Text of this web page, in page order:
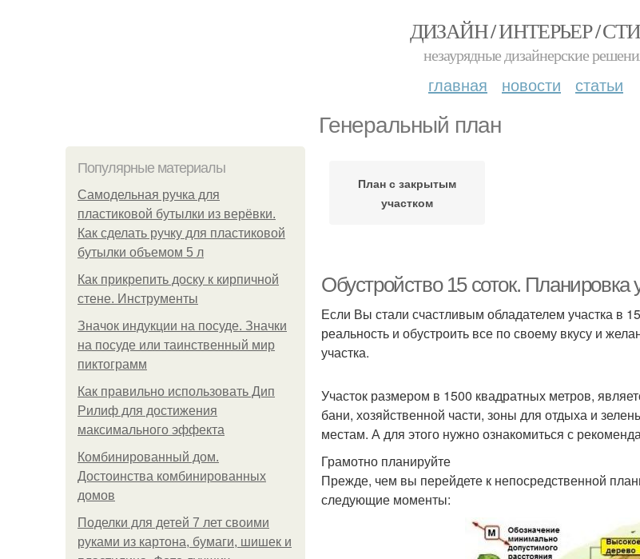
ДИЗАЙН / ИНТЕРЬЕР /
незаурядные дизайнерские
главная новости статьи
Генеральный план
Популярные материалы
Самодельная ручка для
пластиковой бутылки из верёвки.
Как сделать ручку для пластиковой
бутылки объемом 5 л
Как прикрепить доску к кирпичной
стене. Инструменты
Значок индукции на посуде. Значки
на посуде или таинственный мир
пиктограмм
Как правильно использовать Дип
Рилиф для достижения
максимального эффекта
Комбинированный дом.
Достоинства комбинированных
домов
Поделки для детей 7 лет своими
руками из картона, бумаги, шишек и
План с закрытым
участком
Обустройство 15 соток. Планировка
Если Вы стали счастливым обладателем участка в
реальность и обустроить все по своему вкусу и
участка.
Участок размером в 1500 квадратных метров,
бани, хозяйственной части, зоны для отдыха и
местам. А для этого нужно ознакомиться с
Грамотно планируйте
Прежде, чем вы перейдете к непосредственной
следующие моменты: